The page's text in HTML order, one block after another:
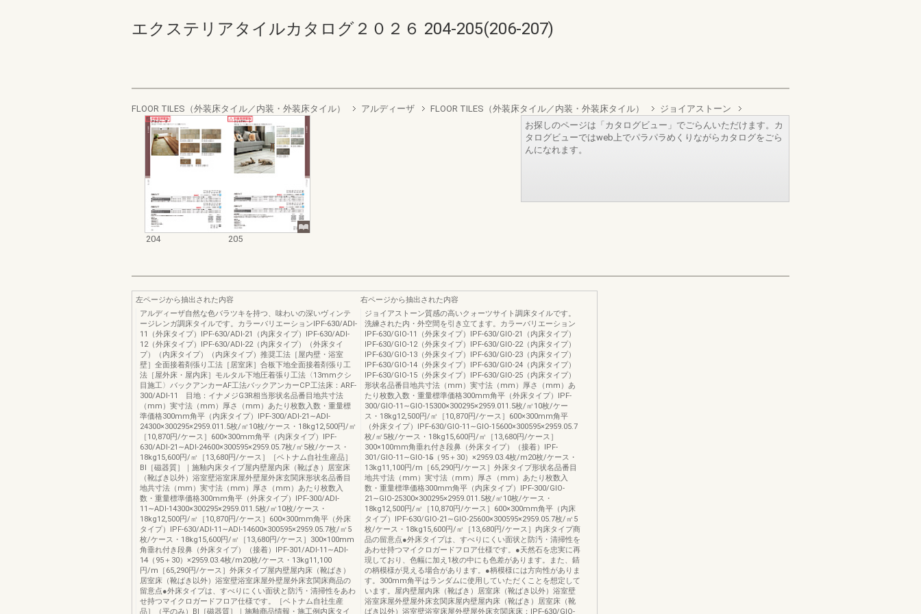
エクステリアタイルカタログ２０２６ 204-205(206-207)
FLOOR TILES（外装床タイル／内装・外装床タイル） アルディーザ FLOOR TILES（外装床タイル／内装・外装床タイル） ジョイアストーン
204 205
お探しのページは「カタログビュー」でごらんいただけます。カ
タログビューではweb上でパラパラめくりながらカタログをごら
んになれます。
左ページから抽出された内容
アルディーザ自然な色バラツキを持つ、味わいの深いヴィンテ
ージレンガ調床タイルです。カラーバリエーションIPF‐630/ADI‐
11（外床タイプ）IPF‐630/ADI‐21（内床タイプ）IPF‐630/ADI‐
12（外床タイプ）IPF‐630/ADI‐22（内床タイプ）（外床タイ
プ）（内床タイプ）（内床タイプ）推奨工法［屋内壁・浴室
壁］全面接着剤張り工法［居室床］合板下地全面接着剤張り工
法［屋外床・屋内床］モルタル下地圧着張り工法〈13mmクシ
目施工〉バックアンカーAF工法バックアンカーCP工法床：ARF‐
300/ADI‐11 目地：イナメジG3R相当形状名品番目地共寸法
（mm）実寸法（mm）厚さ（mm）あたり枚数入数・重量標
準価格300mm角平（内床タイプ）IPF‐300/ADI‐21∼ADI‐
24300×300295×2959.011.5枚/㎡10枚/ケース・18kg12,500円/㎡
［10,870円/ケース］600×300mm角平（内床タイプ）IPF‐
630/ADI‐21∼ADI‐24600×300595×2959.05.7枚/㎡5枚/ケース・
18kg15,600円/㎡［13,680円/ケース］［ベトナム自社生産品］
BⅠ［磁器質］｜施釉内床タイプ屋内壁屋内床（靴ばき）居室床
（靴ばき以外）浴室壁浴室床屋外壁屋外床玄関床形状名品番目
地共寸法（mm）実寸法（mm）厚さ（mm）あたり枚数入
数・重量標準価格300mm角平（外床タイプ）IPF‐300/ADI‐
11∼ADI‐14300×300295×2959.011.5枚/㎡10枚/ケース・
18kg12,500円/㎡［10,870円/ケース］600×300mm角平（外床
タイプ）IPF‐630/ADI‐11∼ADI‐14600×300595×2959.05.7枚/㎡5
枚/ケース・18kg15,600円/㎡［13,680円/ケース］300×100mm
角垂れ付き段鼻（外床タイプ）（接着）IPF‐301/ADI‐11∼ADI‐
14̶（95＋30）×2959.03.4枚/m20枚/ケース・13kg11,100
円/m［65,290円/ケース］外床タイプ屋内壁屋内床（靴ばき）
居室床（靴ばき以外）浴室壁浴室床屋外壁屋外床玄関床商品の
留意点●外床タイプは、すべりにくい面状と防汚・清掃性をあわ
せ持つマイクロガードフロア仕様です。［ベトナム自社生産
品］（平のみ）BⅠ［磁器質］｜施釉商品情報・施工例内床タイ
右ページから抽出された内容
ジョイアストーン質感の高いクォーツサイト調床タイルです。
洗練された内・外空間を引き立てます。カラーバリエーション
IPF‐630/GIO‐11（外床タイプ）IPF‐630/GIO‐21（内床タイプ）
IPF‐630/GIO‐12（外床タイプ）IPF‐630/GIO‐22（内床タイプ）
IPF‐630/GIO‐13（外床タイプ）IPF‐630/GIO‐23（内床タイプ）
IPF‐630/GIO‐14（外床タイプ）IPF‐630/GIO‐24（内床タイプ）
IPF‐630/GIO‐15（外床タイプ）IPF‐630/GIO‐25（内床タイプ）
形状名品番目地共寸法（mm）実寸法（mm）厚さ（mm）あ
たり枚数入数・重量標準価格300mm角平（外床タイプ）IPF‐
300/GIO‐11∼GIO‐15300×300295×2959.011.5枚/㎡10枚/ケー
ス・18kg12,500円/㎡［10,870円/ケース］600×300mm角平
（外床タイプ）IPF‐630/GIO‐11∼GIO‐15600×300595×2959.05.7
枚/㎡5枚/ケース・18kg15,600円/㎡［13,680円/ケース］
300×100mm角垂れ付き段鼻（外床タイプ）（接着）IPF‐
301/GIO‐11∼GIO‐15̶（95＋30）×2959.03.4枚/m20枚/ケース・
13kg11,100円/m［65,290円/ケース］外床タイプ形状名品番目
地共寸法（mm）実寸法（mm）厚さ（mm）あたり枚数入
数・重量標準価格300mm角平（内床タイプ）IPF‐300/GIO‐
21∼GIO‐25300×300295×2959.011.5枚/㎡10枚/ケース・
18kg12,500円/㎡［10,870円/ケース］600×300mm角平（内床
タイプ）IPF‐630/GIO‐21∼GIO‐25600×300595×2959.05.7枚/㎡5
枚/ケース・18kg15,600円/㎡［13,680円/ケース］内床タイプ商
品の留意点●外床タイプは、すべりにくい面状と防汚・清掃性を
あわせ持つマイクロガードフロア仕様です。●天然石を忠実に再
現しており、色幅に加え1枚の中にも色差があります。また、錆
の柄模様が見える場合があります。●柄模様には方向性がありま
す。300mm角平はランダムに使用していただくことを想定して
います。屋内壁屋内床（靴ばき）居室床（靴ばき以外）浴室壁
浴室床屋外壁屋外床玄関床屋内壁屋内床（靴ばき）居室床（靴
ばき以外）浴室壁浴室床屋外壁屋外床玄関床床：IPF‐630/GIO‐